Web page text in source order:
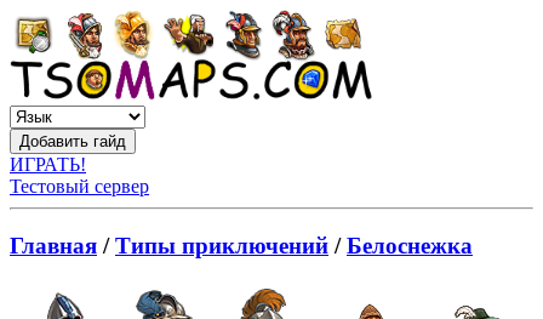
ИГРАТЬ!
Тестовый сервер
Главная /Типы приключений /Белоснежка